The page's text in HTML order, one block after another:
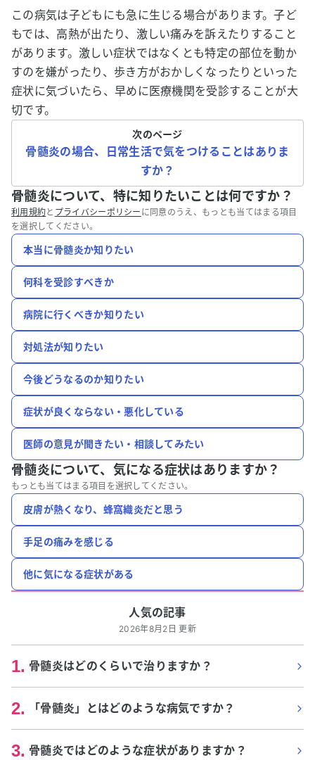
この病気は子どもにも急に生じる場合があります。子ど
もでは、高熱が出たり、激しい痛みを訴えたりすること
があります。激しい症状ではなくとも特定の部位を動か
すのを嫌がったり、歩き方がおかしくなったりといった
症状に気づいたら、早めに医療機関を受診することが大
切です。
次のページ
骨髄炎の場合、日常生活で気をつけることはありま
すか？
骨髄炎について、特に知りたいことは何ですか？
利用規約と プライバシーポリシー に同意のうえ、もっとも当てはまる項目
を選択してください。
本当に骨髄炎か知りたい
何科を受診すべきか
病院に行くべきか知りたい
対処法が知りたい
今後どうなるのか知りたい
症状が良くならない・悪化している
医師の意見が聞きたい・相談してみたい
骨髄炎について、 気になる症状はありますか？
もっとも当てはまる項目を選択してください。
皮膚が熱くなり、蜂窩織炎だと思う
手足の痛みを感じる
他に気になる症状がある
人気の記事
2026年8月2日 更新
1. 骨髄炎はどのくらいで治りますか？
2. 「骨髄炎」とはどのような病気ですか？
3. 骨髄炎ではどのような症状がありますか？